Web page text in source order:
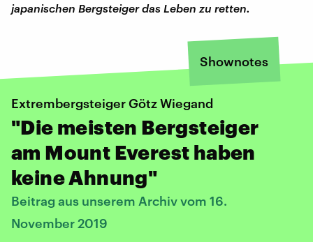
japanischen Bergsteiger das Leben zu retten.
Shownotes
Extrembergsteiger Götz Wiegand
"Die meisten Bergsteiger
am Mount Everest haben
keine Ahnung"
Beitrag aus unserem Archiv vom 16.
November 2019